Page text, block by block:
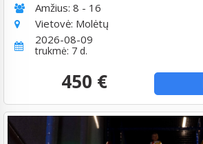
Amžius: 8 - 16
Vietovė: Molėtų
2026-08-09
trukmė: 7 d.
450 €